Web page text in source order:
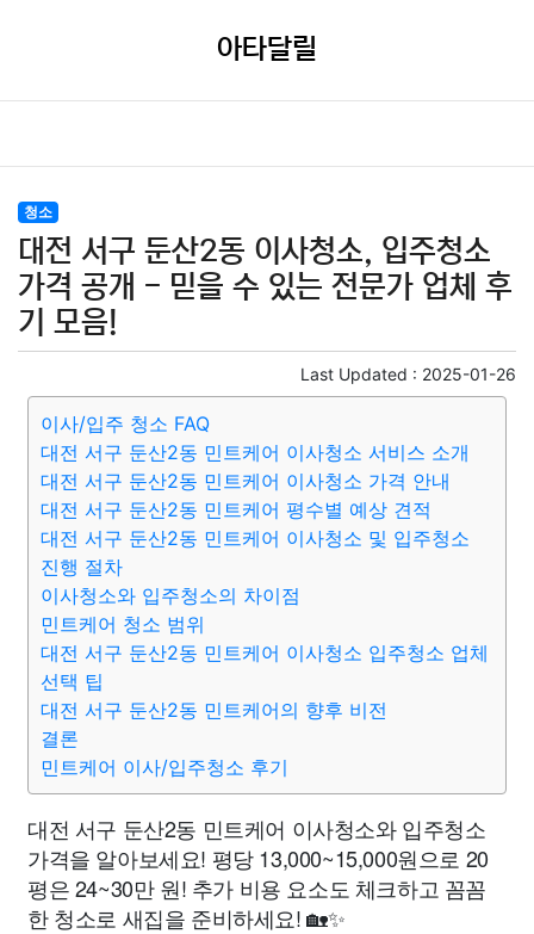
아타달릴
청소
대전 서구 둔산2동 이사청소, 입주청소
가격 공개 - 믿을 수 있는 전문가 업체 후
기 모음!
Last Updated : 2025-01-26
이사/입주 청소 FAQ
대전 서구 둔산2동 민트케어 이사청소 서비스 소개
대전 서구 둔산2동 민트케어 이사청소 가격 안내
대전 서구 둔산2동 민트케어 평수별 예상 견적
대전 서구 둔산2동 민트케어 이사청소 및 입주청소
진행 절차
이사청소와 입주청소의 차이점
민트케어 청소 범위
대전 서구 둔산2동 민트케어 이사청소 입주청소 업체
선택 팁
대전 서구 둔산2동 민트케어의 향후 비전
결론
민트케어 이사/입주청소 후기
대전 서구 둔산2동 민트케어 이사청소와 입주청소
가격을 알아보세요! 평당 13,000~15,000원으로 20
평은 24~30만 원! 추가 비용 요소도 체크하고 꼼꼼
한 청소로 새집을 준비하세요! 🏡✨